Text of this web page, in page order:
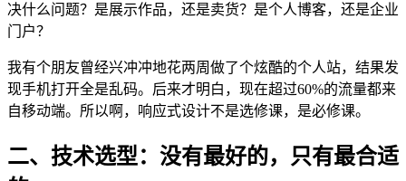
决什么问题？是展示作品，还是卖货？是个人博客，还是企业
门户？
我有个朋友曾经兴冲冲地花两周做了个炫酷的个人站，结果发
现手机打开全是乱码。后来才明白，现在超过60%的流量都来
自移动端。所以啊，响应式设计不是选修课，是必修课。
二、技术选型：没有最好的，只有最合适